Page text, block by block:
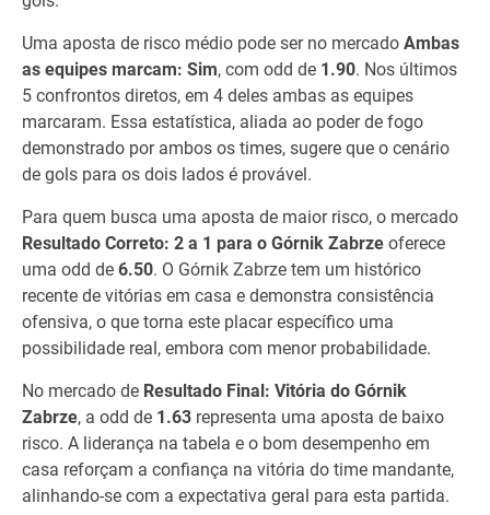
Uma aposta de risco médio pode ser no mercado Ambas
as equipes marcam: Sim, com odd de 1.90. Nos últimos
5 confrontos diretos, em 4 deles ambas as equipes
marcaram. Essa estatística, aliada ao poder de fogo
demonstrado por ambos os times, sugere que o cenário
de gols para os dois lados é provável.
Para quem busca uma aposta de maior risco, o mercado
Resultado Correto: 2 a 1 para o Górnik Zabrze oferece
uma odd de 6.50. O Górnik Zabrze tem um histórico
recente de vitórias em casa e demonstra consistência
ofensiva, o que torna este placar específico uma
possibilidade real, embora com menor probabilidade.
No mercado de Resultado Final: Vitória do Górnik
Zabrze, a odd de 1.63 representa uma aposta de baixo
risco. A liderança na tabela e o bom desempenho em
casa reforçam a confiança na vitória do time mandante,
alinhando-se com a expectativa geral para esta partida.